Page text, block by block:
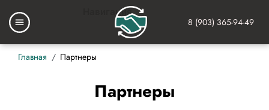
Навигация
Основная
основному
содержанию
8 (903) 365-94-49
Строка
Главная Партнеры
Партнеры